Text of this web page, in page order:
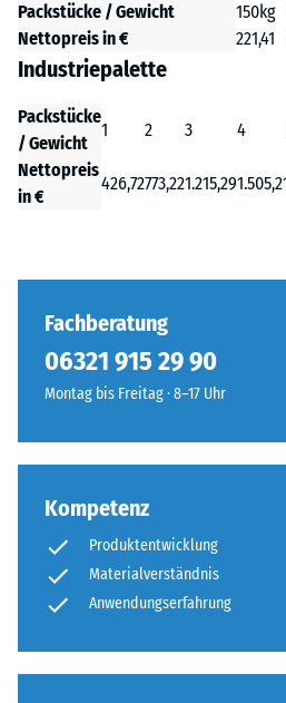
Packstücke / Gewicht 150kg
Nettopreis in €
221,41
Industriepalette
Packstücke
/ Gewicht
1 2 3 4
Nettopreis
in €
426,72773,221.215,29
Fachberatung
06321 915 29 90
Montag bis Freitag · 8–17 Uhr
Kompetenz
Produktentwicklung
Materialverständnis
Anwendungserfahrung